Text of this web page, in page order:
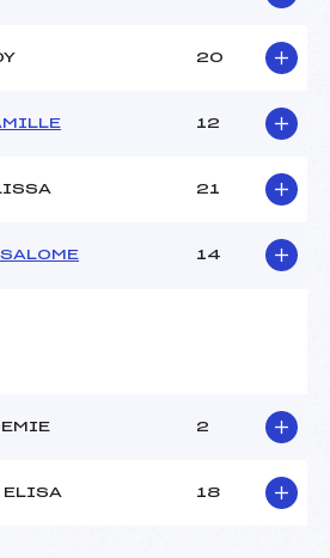
:
20
12
21
14
2
ELISA 18